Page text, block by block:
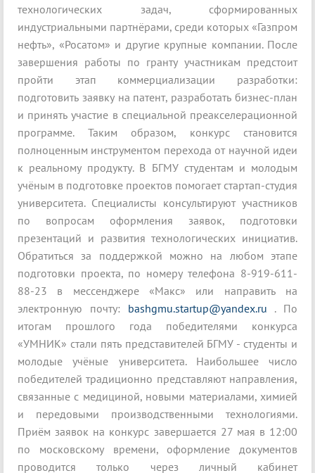
технологических задач, сформированных
индустриальными партнёрами, среди которых «Газпром
нефть», «Росатом» и другие крупные компании. После
завершения работы по гранту участникам предстоит
пройти этап коммерциализации разработки:
подготовить заявку на патент, разработать бизнес-план
и принять участие в специальной преакселерационной
программе. Таким образом, конкурс становится
полноценным инструментом перехода от научной идеи
к реальному продукту. В БГМУ студентам и молодым
учёным в подготовке проектов помогает стартап-студия
университета. Специалисты консультируют участников
по вопросам оформления заявок, подготовки
презентаций и развития технологических инициатив.
Обратиться за поддержкой можно на любом этапе
подготовки проекта, по номеру телефона 8-919-611-
88-23 в мессенджере «Макс» или направить на
электронную почту: bashgmu.startup@yandex.ru . По
итогам прошлого года победителями конкурса
«УМНИК» стали пять представителей БГМУ - студенты и
молодые учёные университета. Наибольшее число
победителей традиционно представляют направления,
связанные с медициной, новыми материалами, химией
и передовыми производственными технологиями.
Приём заявок на конкурс завершается 27 мая в 12:00
по московскому времени, оформление документов
проводится только через личный кабинет